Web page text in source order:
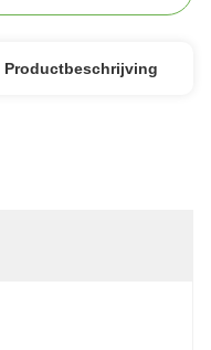
Productbeschrijving